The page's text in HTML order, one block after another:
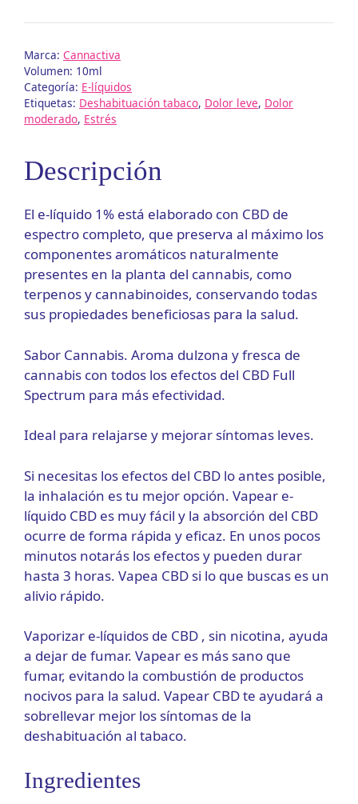
100mg
Full
Cannactiva
cantidad
Marca: Cannactiva
Volumen: 10ml
Categoría: E-líquidos
Etiquetas: Deshabituación tabaco, Dolor leve, Dolor
moderado, Estrés
Descripción
El e-líquido 1% está elaborado con CBD de
espectro completo, que preserva al máximo los
componentes aromáticos naturalmente
presentes en la planta del cannabis, como
terpenos y cannabinoides, conservando todas
sus propiedades beneficiosas para la salud.
Sabor Cannabis. Aroma dulzona y fresca de
cannabis con todos los efectos del CBD Full
Spectrum para más efectividad.
Ideal para relajarse y mejorar síntomas leves.
Si necesitas los efectos del CBD lo antes posible,
la inhalación es tu mejor opción. Vapear e-
líquido CBD es muy fácil y la absorción del CBD
ocurre de forma rápida y eficaz. En unos pocos
minutos notarás los efectos y pueden durar
hasta 3 horas. Vapea CBD si lo que buscas es un
alivio rápido.
Vaporizar e-líquidos de CBD , sin nicotina, ayuda
a dejar de fumar. Vapear es más sano que
fumar, evitando la combustión de productos
nocivos para la salud. Vapear CBD te ayudará a
sobrellevar mejor los síntomas de la
deshabituación al tabaco.
Ingredientes